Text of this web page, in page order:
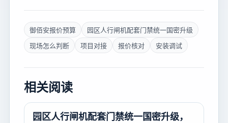
御佰安报价预算
园区人行闸机配套门禁统一国密升级
现场怎么判断
项目对接 报价核对 安装调试
相关阅读
园区人行闸机配套门禁统一国密升级，